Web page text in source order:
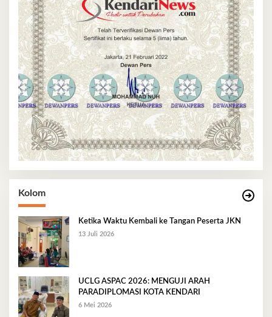
Kolom
Ketika Waktu Kembali ke Tangan Peserta JKN
13 Juli 2026
UCLG ASPAC 2026: MENGUJI ARAH
PARADIPLOMASI KOTA KENDARI
6 Mei 2026